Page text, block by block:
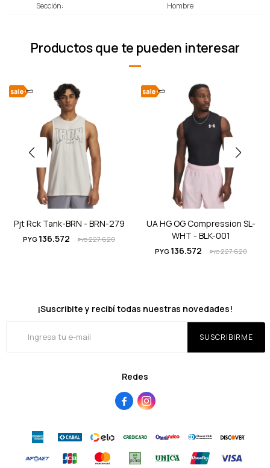
Sección
Hombre
Productos que te pueden interesar
Pjt Rck Tank-BRN - BRN-279
PYG 136.572 PYG227.620
UA HG OG Compression SL-
WHT - BLK-001
PYG 136.572 PYG227.620
Redes
 
¡Suscribite y recibí todas nuestras novedades!
SUSCRIBIRME